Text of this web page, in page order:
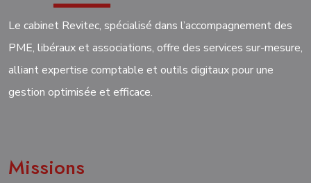
Le cabinet Revitec, spécialisé dans l’accompagnement des
PME, libéraux et associations, offre des services sur-mesure,
alliant expertise comptable et outils digitaux pour une
gestion optimisée et efficace.
Missions